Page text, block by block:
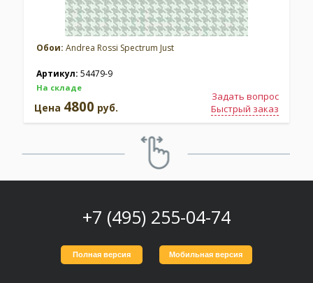
Обои: Andrea Rossi Spectrum Just
Артикул: 54479-9
На складе
Задать вопрос
Быстрый заказ
Цена 4800 руб.
+7 (495) 255-04-74
Полная версия Мобильная версия